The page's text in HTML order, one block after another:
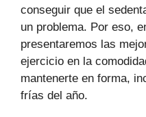
conseguir que el
un problema. Por eso,
presentaremos las
ejercicio en la
mantenerte en forma,
frías del año.